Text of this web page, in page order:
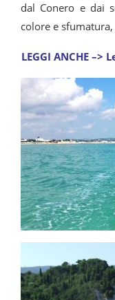
dal Conero e dai
colore e
LEGGI ANCHE